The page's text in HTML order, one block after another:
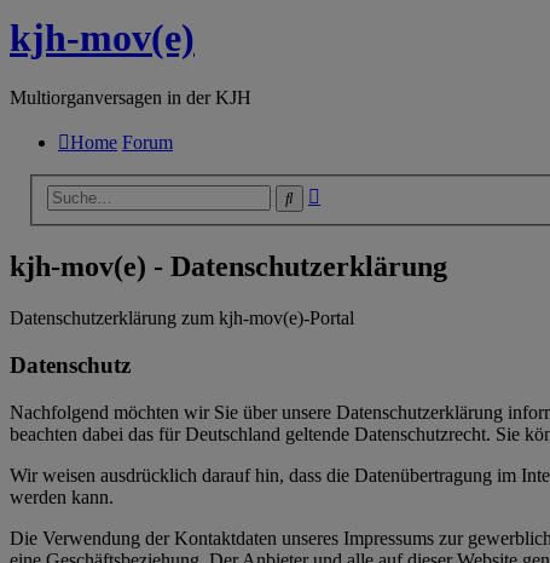
kjh-mov(e)
Multiorganversagen in der KJH
Home Forum
kjh-mov(e) - Datenschutzerklärung
Datenschutzerklärung zum kjh-mov(e)-Portal
Datenschutz
Nachfolgend möchten wir Sie über unsere Datenschutzerklärung
beachten dabei das für Deutschland geltende Datenschutzrecht. Sie
Wir weisen ausdrücklich darauf hin, dass die Datenübertragung im
werden kann.
Die Verwendung der Kontaktdaten unseres Impressums zur